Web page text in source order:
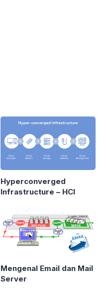
Hyperconverged
Infrastructure – HCI
Mengenal Email dan Mail
Server